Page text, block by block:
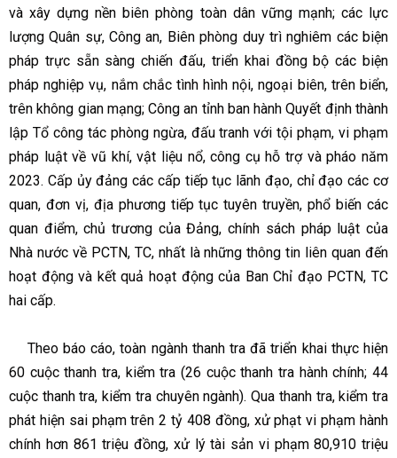
và xây dựng nền biên phòng toàn dân vững mạnh; các lực
lượng Quân sự, Công an, Biên phòng duy trì nghiêm các biện
pháp trực sẵn sàng chiến đấu, triển khai đồng bộ các biện
pháp nghiệp vụ, nắm chắc tình hình nội, ngoại biên, trên biển,
trên không gian mạng; Công an tỉnh ban hành Quyết định thành
lập Tổ công tác phòng ngừa, đấu tranh với tội phạm, vi phạm
pháp luật về vũ khí, vật liệu nổ, công cụ hỗ trợ và pháo năm
2023. Cấp ủy đảng các cấp tiếp tục lãnh đạo, chỉ đạo các cơ
quan, đơn vị, địa phương tiếp tục tuyên truyền, phổ biến các
quan điểm, chủ trương của Đảng, chính sách pháp luật của
Nhà nước về PCTN, TC, nhất là những thông tin liên quan đến
hoạt động và kết quả hoạt động của Ban Chỉ đạo PCTN, TC
hai cấp.
Theo báo cáo, toàn ngành thanh tra đã triển khai thực hiện
60 cuộc thanh tra, kiểm tra (26 cuộc thanh tra hành chính; 44
cuộc thanh tra, kiểm tra chuyên ngành). Qua thanh tra, kiểm tra
phát hiện sai phạm trên 2 tỷ 408 đồng, xử phạt vi phạm hành
chính hơn 861 triệu đồng, xử lý tài sản vi phạm 80,910 triệu